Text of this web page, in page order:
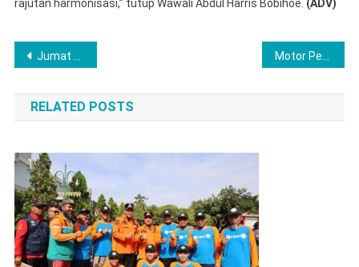
rajutan harmonisasi,” tutup Wawali Abdul Harris Bobihoe. (ADV)
Navigasi
pos
Jumat Berkah, Polsek Bilah Hulu Bagikan Makanan kepada Masyarakat yang Melintas
RELATED POSTS